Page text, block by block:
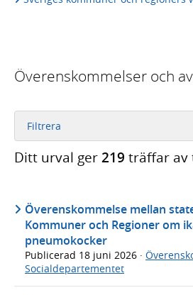
Överenskommelser och
Filtrera
Ditt urval ger219 träffar av
Överenskommelse mellan
Kommuner och Regioner om
pneumokocker
Publicerad 18 juni 2026 ·
Socialdepartementet